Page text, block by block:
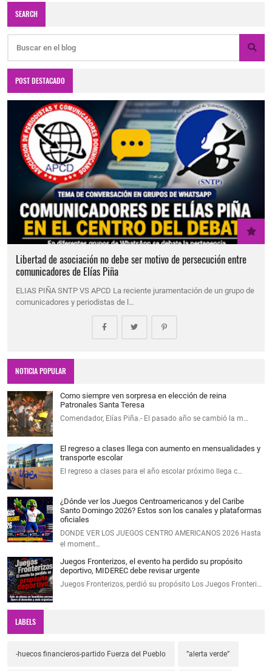
SEARCH
POST DESTACADO
Libertad de asociación no debe ser motivo de persecución entre
comunicadores de Elías Piña
ELIAS PIÑA SNTP VS APCD La reciente juramentación de un grupo de
comunicadores y periodistas de l…
NOTICIA POPULAR
Como siempre ven sorpresa en elección de reina
Patronales Santa Teresa
Comendador, Elías Piña.- El pasado año se cambió la m…
El regreso a clases llega con aumento en mensualidades y
transporte escolar
El regreso a clases para el año escolar próximo llega c…
¿Dónde ver los Juegos Centroamericanos y del Caribe
Santo Domingo 2026? Estos son los canales y plataformas
oficiales
DONDE VER LOS JUEGOS CENTRO AMERICANOS 2026 Hasta
el moment…
Juegos Fronterizos, el evento ha perdido su propósito
deportivo, MIDEREC debe revisar urgente
Juegos Fronterizos, perdió su propósito Los Juegos Fronteri…
LABELS
-huecos financieros-partido Fuerza del Pueblo ”alerta verde”